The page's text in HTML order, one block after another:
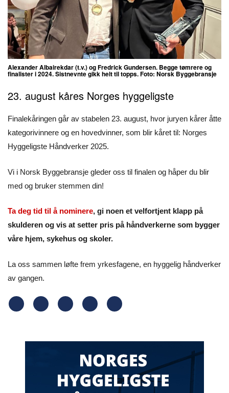
Alexander Albairekdar (t.v.) og Fredrick Gundersen. Begge tømrere og
finalister i 2024. Sistnevnte gikk helt til topps. Foto: Norsk Byggebransje
23. august kåres Norges hyggeligste
Finalekåringen går av stabelen 23. august, hvor juryen kårer åtte
kategorivinnere og en hovedvinner, som blir kåret til: Norges
Hyggeligste Håndverker 2025.
Vi i Norsk Byggebransje gleder oss til finalen og håper du blir
med og bruker stemmen din!
Ta deg tid til å nominere, gi noen et velfortjent klapp på
skulderen og vis at setter pris på håndverkerne som bygger
våre hjem, sykehus og skoler.
La oss sammen løfte frem yrkesfagene, en hyggelig håndverker
av gangen.